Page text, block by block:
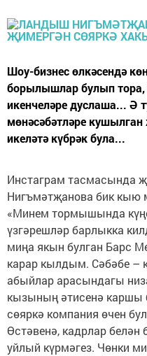
Шоу-бизнес өлкәсендә
борылышлар булып тора,
икенчеләре дуслаша... Ә
мөнәсәбәтләре
икеләтә күбрәк була...
Инстаграм тасмасында
Нигъмәтҗанова бик кыю
«Минем тормышында
үзгәрешләр барлыкка
миңа якын булган Барс
карар кылдым. Сәбәбе –
абыйлар арасындагы
кызының әтисенә каршы
сөяркә компания өчен
Өстәвенә, кадрлар белән
уйлый күрмәгез. Чөнки